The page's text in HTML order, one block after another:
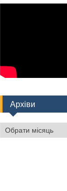
Архіви
Архіви